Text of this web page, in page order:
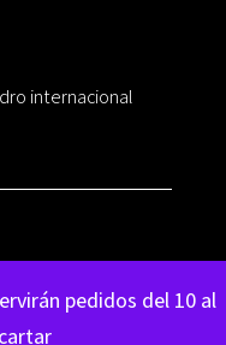
pedidos del 10 al
internacional